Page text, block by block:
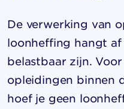
De verwerking van
loonheffing hangt
belastbaar zijn.
opleidingen binnen
hoef je geen